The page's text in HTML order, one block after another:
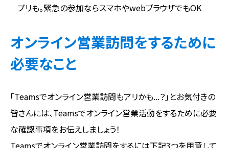
プリも。緊急の参加ならスマホやwebブラウザでもOK
オンライン営業訪問をするために
必要なこと
「Teamsでオンライン営業訪問もアリかも...？」とお気付きの
皆さんには、Teamsでオンライン営業活動をするために必要
な確認事項をお伝えしましょう！
Teamsでオンライン営業訪問をするには下記3つを用意して